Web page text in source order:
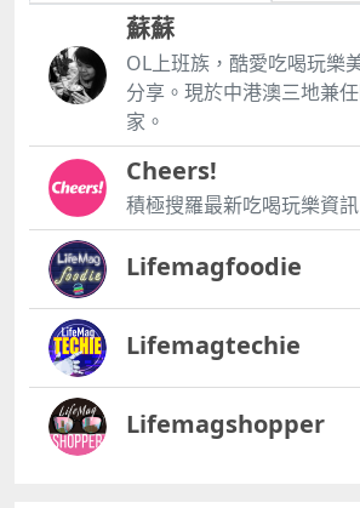
蘇蘇
OL上班族，酷愛吃喝玩樂
分享。現於中港澳三地兼
家。
Cheers!
積極搜羅最新吃喝玩樂資訊
Lifemagfoodie
Lifemagtechie
Lifemagshopper